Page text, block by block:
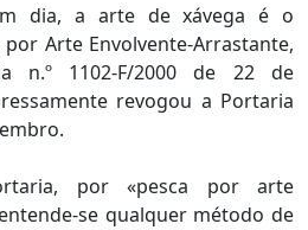
dia, a arte de xávega é o
Arte Envolvente-Arrastante,
n.º 1102-F/2000 de 22 de
revogou a Portaria
por «pesca por arte
se qualquer método de